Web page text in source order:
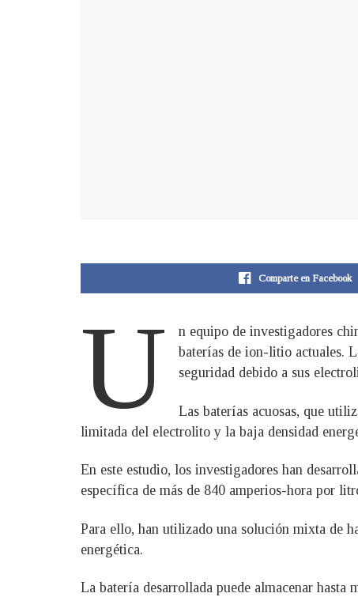
Comparte en Facebook
U
n equipo de investigadores
baterías de ion-litio actuales.
seguridad debido a sus
Las baterías acuosas, que
limitada del electrolito y la baja densidad
En este estudio, los investigadores han
específica de más de 840 amperios-hora por
Para ello, han utilizado una solución mixta de
energética.
La batería desarrollada puede almacenar